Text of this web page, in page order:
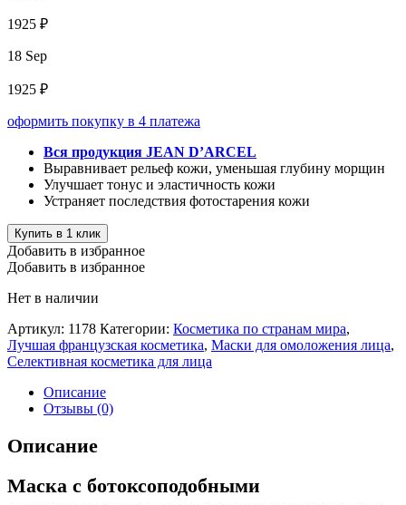
1925 ₽
18 Sep
1925 ₽
оформить покупку в 4 платежа
Вся продукция JEAN D’ARCEL
Выравнивает рельеф кожи, уменьшая глубину морщин
Улучшает тонус и эластичность кожи
Устраняет последствия фотостарения кожи
Купить в 1 клик
Добавить в избранное
Добавить в избранное
Нет в наличии
Артикул: 1178 Категории: Косметика по странам мира,
Лучшая французская косметика, Маски для омоложения лица,
Селективная косметика для лица
Описание
Отзывы (0)
Описание
Маска с ботоксоподобными